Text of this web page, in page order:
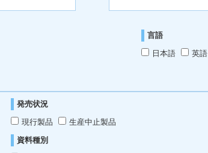
言語
日本語
英語
発売状況
現行製品
生産中止製品
資料種別